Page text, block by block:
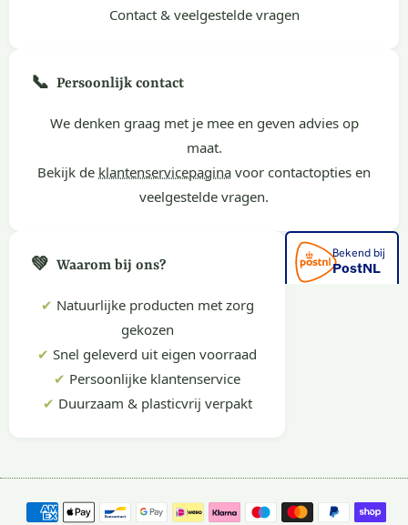
Contact & veelgestelde vragen
📞 Persoonlijk contact
We denken graag met je mee en geven advies op
maat.
Bekijk de klantenservicepagina voor contactopties en
veelgestelde vragen.
💚 Waarom bij ons?
✔ Natuurlijke producten met zorg
gekozen
✔ Snel geleverd uit eigen voorraad
✔ Persoonlijke klantenservice
✔ Duurzaam & plasticvrij verpakt